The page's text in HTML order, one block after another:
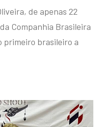
de apenas 22
Companhia Brasileira
primeiro brasileiro a